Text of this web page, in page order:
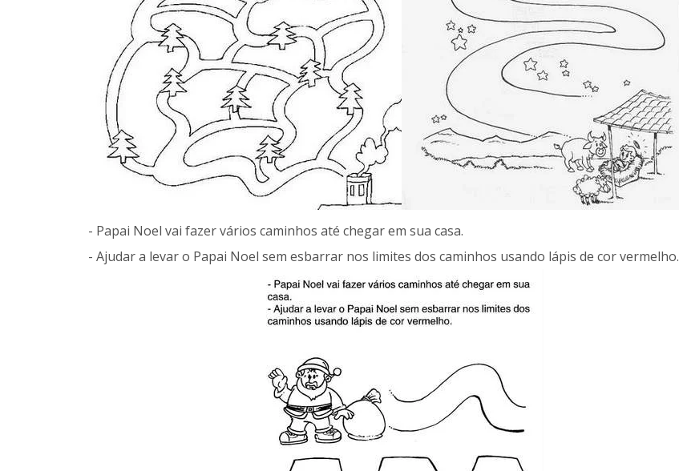
- Papai Noel vai fazer vários caminhos até chegar em sua casa.
- Ajudar a levar o Papai Noel sem esbarrar nos limites dos caminhos usando lápis de cor vermelho.